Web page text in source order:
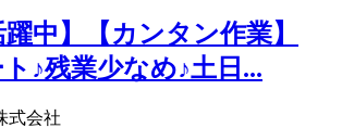
躍中】【カンタン作業】
♪残業少なめ♪土日...
式会社